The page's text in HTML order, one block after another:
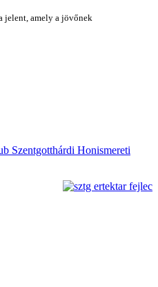
jelent, amely a jövőnek
Szentgotthárdi Honismereti